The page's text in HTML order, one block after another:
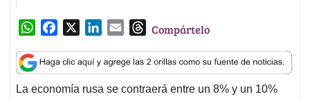
W
a
t
s
c
e
b
n
k
e
a
i
l
T
r
e
a
Compártelo
La economía rusa se contraerá entre un 8% y un 10%